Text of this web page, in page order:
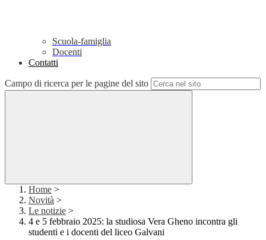
Scuola-famiglia
Docenti
Contatti
Campo di ricerca per le pagine del sito
Home >
Novità >
Le notizie >
4 e 5 febbraio 2025: la studiosa Vera Gheno incontra gli
studenti e i docenti del liceo Galvani